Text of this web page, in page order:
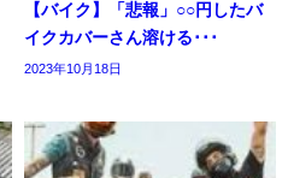
【バイク】「悲報」○○円したバ
イクカバーさん溶ける･･･
2023年10月18日